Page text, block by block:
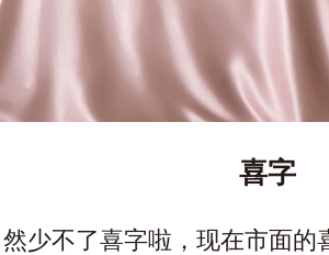
喜字
少不了喜字啦，现在市面的